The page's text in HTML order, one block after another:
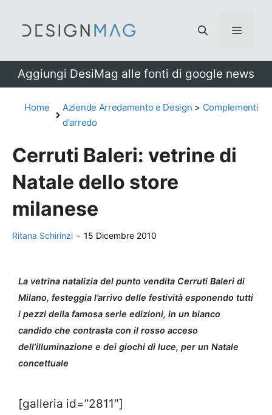
Menu
Aggiungi DesiMag alle fonti di google news
Home Aziende Arredamento e Design > Complementi
d'arredo
Cerruti Baleri: vetrine di
Natale dello store
milanese
Ritana Schirinzi - 15 Dicembre 2010
La vetrina natalizia del punto vendita Cerruti Baleri di
Milano, festeggia l’arrivo delle festività esponendo tutti
i pezzi della famosa serie edizioni, in un bianco
candido che contrasta con il rosso acceso
dell’illuminazione e dei giochi di luce, per un Natale
concettuale
[galleria id=”2811″]